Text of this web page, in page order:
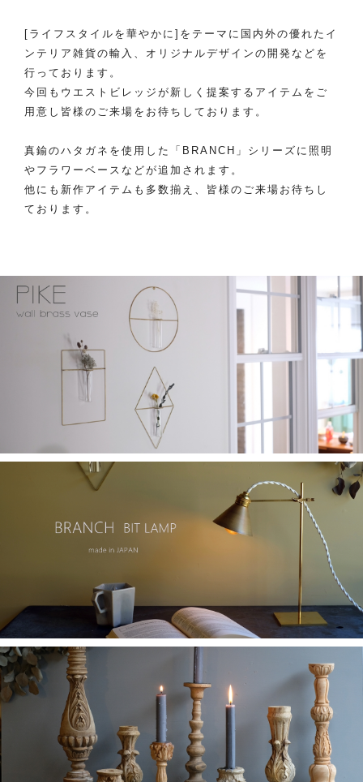
[ライフスタイルを華やかに]をテーマに国内外の優れたイ
ンテリア雑貨の輸入、オリジナルデザインの開発などを
行っております。
今回もウエストビレッジが新しく提案するアイテムをご
用意し皆様のご来場をお待ちしております。
真鍮のハタガネを使用した「BRANCH」シリーズに照明
やフラワーベースなどが追加されます。
他にも新作アイテムも多数揃え、皆様のご来場お待ちし
ております。